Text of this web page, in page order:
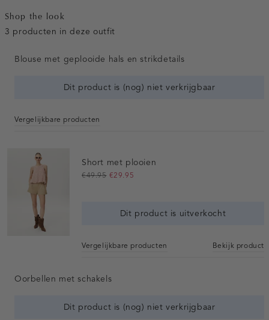
Shop the look
3 producten in deze outfit
Blouse met geplooide hals en strikdetails
Dit product is (nog) niet verkrijgbaar
Vergelijkbare producten
Short met plooien
€49.95 €29.95
Dit product is uitverkocht
Vergelijkbare producten Bekijk product
Oorbellen met schakels
Dit product is (nog) niet verkrijgbaar